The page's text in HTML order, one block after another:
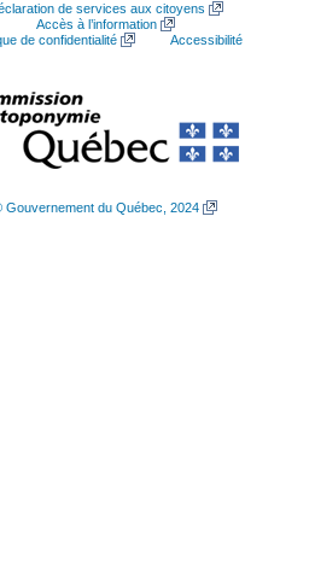
de services aux citoyens
Accès à l’information
de confidentialité
Accessibilité
Gouvernement du Québec, 2024